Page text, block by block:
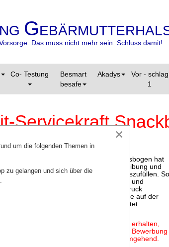
G
Das muss nicht mehr sein. Schluss damit!
Co- Testung
Besmart
besafe
Akadys
Vor - schlag
1
Servicekraft
steht ein
eine Snackbar
(Obst,
zur
Dieser Bewerbungsbogen hat
eine Stellenbescheibung und
wäre von Ihnen auszufüllen. So
können Sie schnell und
einfach einen Eindruck
bekommen, was Sie auf der
neuen Stelle erwartet.
Bewerbungsbogen erhalten,
bearbeiten wir Ihre Bewerbung
und melden uns umgehend.
×
um die folgenden Themen in
zu gelangen und sich über die